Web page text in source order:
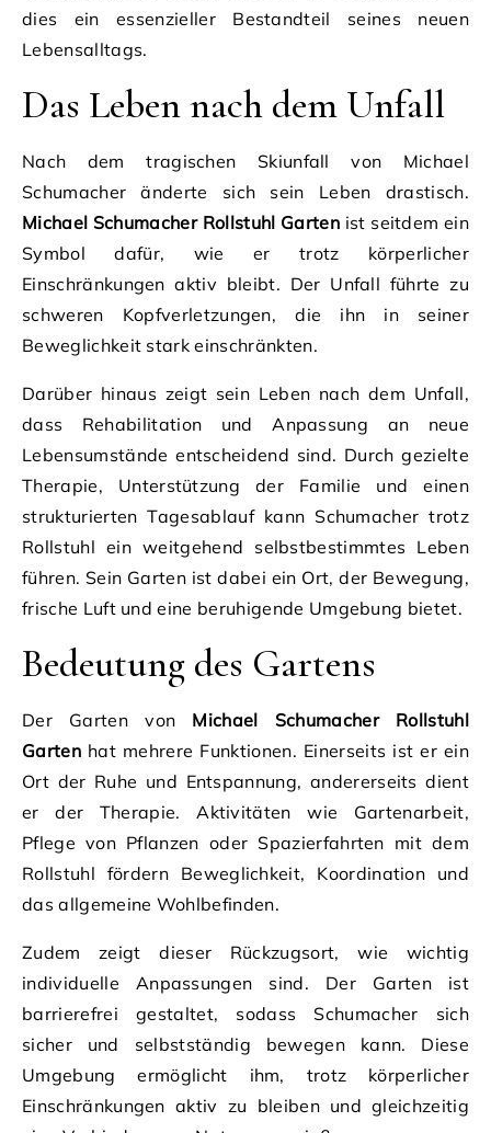
dies ein essenzieller Bestandteil seines neuen
Lebensalltags.
Das Leben nach dem Unfall
Nach dem tragischen Skiunfall von Michael
Schumacher änderte sich sein Leben drastisch.
Michael Schumacher Rollstuhl Garten ist seitdem ein
Symbol dafür, wie er trotz körperlicher
Einschränkungen aktiv bleibt. Der Unfall führte zu
schweren Kopfverletzungen, die ihn in seiner
Beweglichkeit stark einschränkten.
Darüber hinaus zeigt sein Leben nach dem Unfall,
dass Rehabilitation und Anpassung an neue
Lebensumstände entscheidend sind. Durch gezielte
Therapie, Unterstützung der Familie und einen
strukturierten Tagesablauf kann Schumacher trotz
Rollstuhl ein weitgehend selbstbestimmtes Leben
führen. Sein Garten ist dabei ein Ort, der Bewegung,
frische Luft und eine beruhigende Umgebung bietet.
Bedeutung des Gartens
Der Garten von Michael Schumacher Rollstuhl
Gartenhat mehrere Funktionen. Einerseits ist er ein
Ort der Ruhe und Entspannung, andererseits dient
er der Therapie. Aktivitäten wie Gartenarbeit,
Pflege von Pflanzen oder Spazierfahrten mit dem
Rollstuhl fördern Beweglichkeit, Koordination und
das allgemeine Wohlbefinden.
Zudem zeigt dieser Rückzugsort, wie wichtig
individuelle Anpassungen sind. Der Garten ist
barrierefrei gestaltet, sodass Schumacher sich
sicher und selbstständig bewegen kann. Diese
Umgebung ermöglicht ihm, trotz körperlicher
Einschränkungen aktiv zu bleiben und gleichzeitig